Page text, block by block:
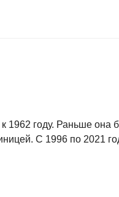
1962 году. Раньше она
С 1996 по 2021